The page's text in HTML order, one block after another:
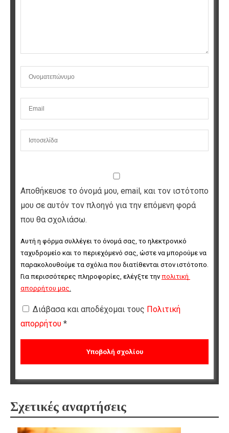
Αποθήκευσε το όνομά μου, email, και τον ιστότοπο
μου σε αυτόν τον πλοηγό για την επόμενη φορά
που θα σχολιάσω.
Αυτή η φόρμα συλλέγει το όνομά σας, το ηλεκτρονικό
ταχυδρομείο και το περιεχόμενό σας, ώστε να μπορούμε να
παρακολουθούμε τα σχόλια που διατίθενται στον ιστότοπο.
Για περισσότερες πληροφορίες, ελέγξτε την πολιτική
απορρήτου μας
Διάβασα και αποδέχομαι τους Πολιτική
απορρήτου *
Σχετικές αναρτήσεις